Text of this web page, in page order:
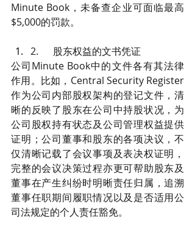
Minute Book，未备查企业可面临最高
$5,000的罚款。
2.      股东权益的文书凭证
公司Minute Book中的文件各有其法律
作用。比如，Central Security Register
作为公司内部股权架构的登记文件，清
晰的反映了股东在公司中持股状况，为
公司股权持有状态及公司管理权益提供
证明；公司董事和股东的各项决议，不
仅清晰记载了会议事项及表决权证明，
完整的会议决策过程亦更可帮助股东及
董事在产生纠纷时明晰责任归属，追溯
董事任职期间履职情况以及是否适用公
司法规定的个人责任豁免。